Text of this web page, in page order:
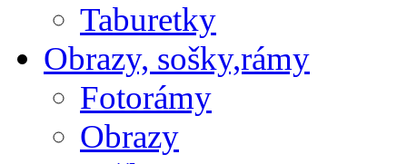
Taburetky
Obrazy, sošky,rámy
Fotorámy
Obrazy